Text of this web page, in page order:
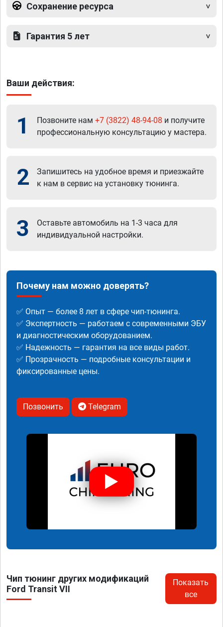
Сохранение ресурса
Гарантия 5 лет
Ваши действия:
1 Позвоните нам +7 (3822) 48-94-08 и получите
профессиональную консультацию у мастера.
2
Запишитесь на удобное время и приезжайте
к нам в сервис на установку тюнинга.
3
Оставьте автомобиль на 1-3 часа для
индивидуальной настройки.
Почему нам можно доверять?
✅ Опыт — более 8 лет в сфере чип-тюнинга.
✅ Экспертность — работаем с современными ЭБУ
и диагностическим оборудованием.
✅ Надежность — гарантия на все виды работ.
✅ Прозрачность — подробные консультации и
фиксированные цены.
Позвонить Telegram
Чип тюнинг других модификаций
Ford Transit VII
Показать
все